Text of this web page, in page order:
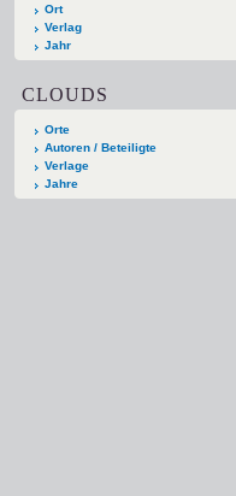
Ort
Verlag
Jahr
CLOUDS
Orte
Autoren / Beteiligte
Verlage
Jahre